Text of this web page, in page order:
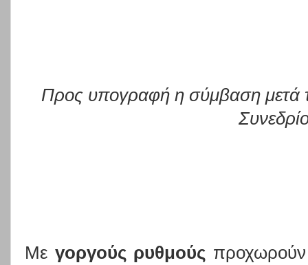
Προς υπογραφή η σύμβαση μετά
Με γοργούς ρυθμούς προχωρούν